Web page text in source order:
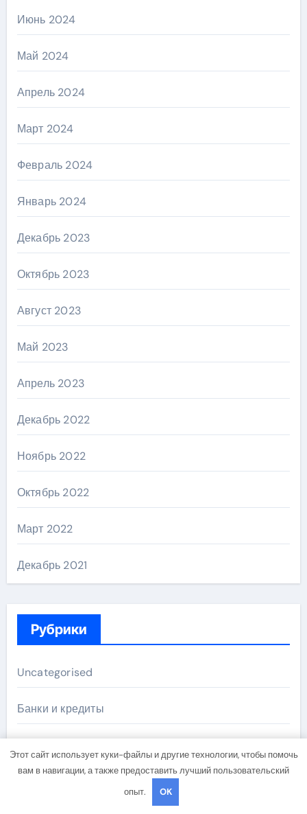
Июнь 2024
Май 2024
Апрель 2024
Март 2024
Февраль 2024
Январь 2024
Декабрь 2023
Октябрь 2023
Август 2023
Май 2023
Апрель 2023
Декабрь 2022
Ноябрь 2022
Октябрь 2022
Март 2022
Декабрь 2021
Рубрики
Uncategorised
Банки и кредиты
Этот сайт использует куки-файлы и другие технологии, чтобы помочь
вам в навигации, а также предоставить лучший пользовательский
опыт.
OK